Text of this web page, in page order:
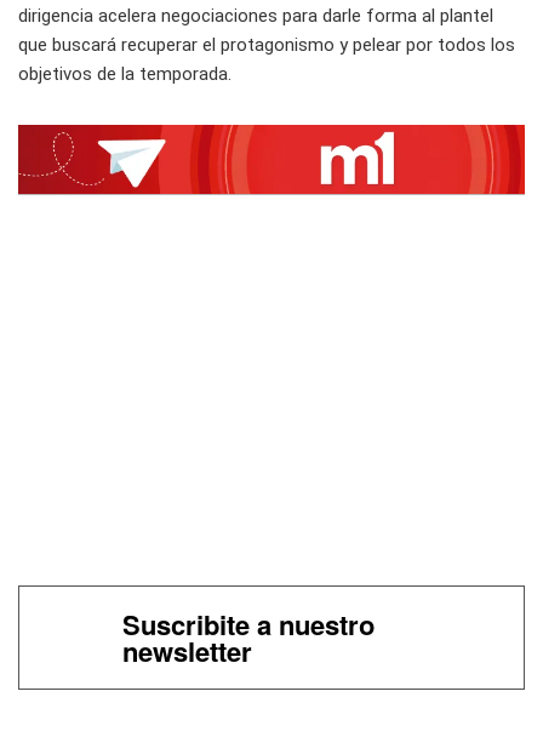
dirigencia acelera negociaciones para darle forma al plantel
que buscará recuperar el protagonismo y pelear por todos los
objetivos de la temporada.
Suscribite a nuestro
newsletter